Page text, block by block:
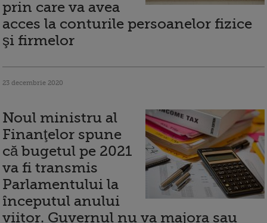
prin care va avea
acces la conturile persoanelor fizice
şi firmelor
23 decembrie 2020
Noul ministru al
Finanţelor spune
că bugetul pe 2021
va fi transmis
Parlamentului la
începutul anului
viitor. Guvernul nu va majora sau